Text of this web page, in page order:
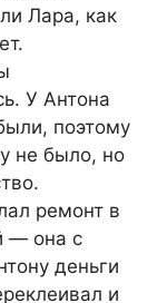
Лара, как
У Антона
поэтому
не было, но
ремонт в
— она с
деньги
и